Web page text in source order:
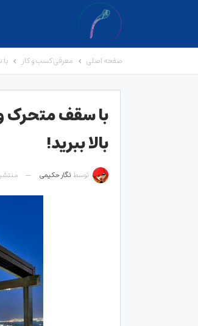
صفحه اصلی معرفی کسب و کار
با سقف متحرک
بالا ببرید!
توسط نگار حکیمی